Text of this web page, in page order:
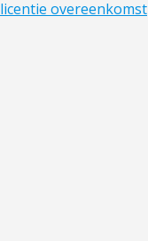
licentie overeenkomst